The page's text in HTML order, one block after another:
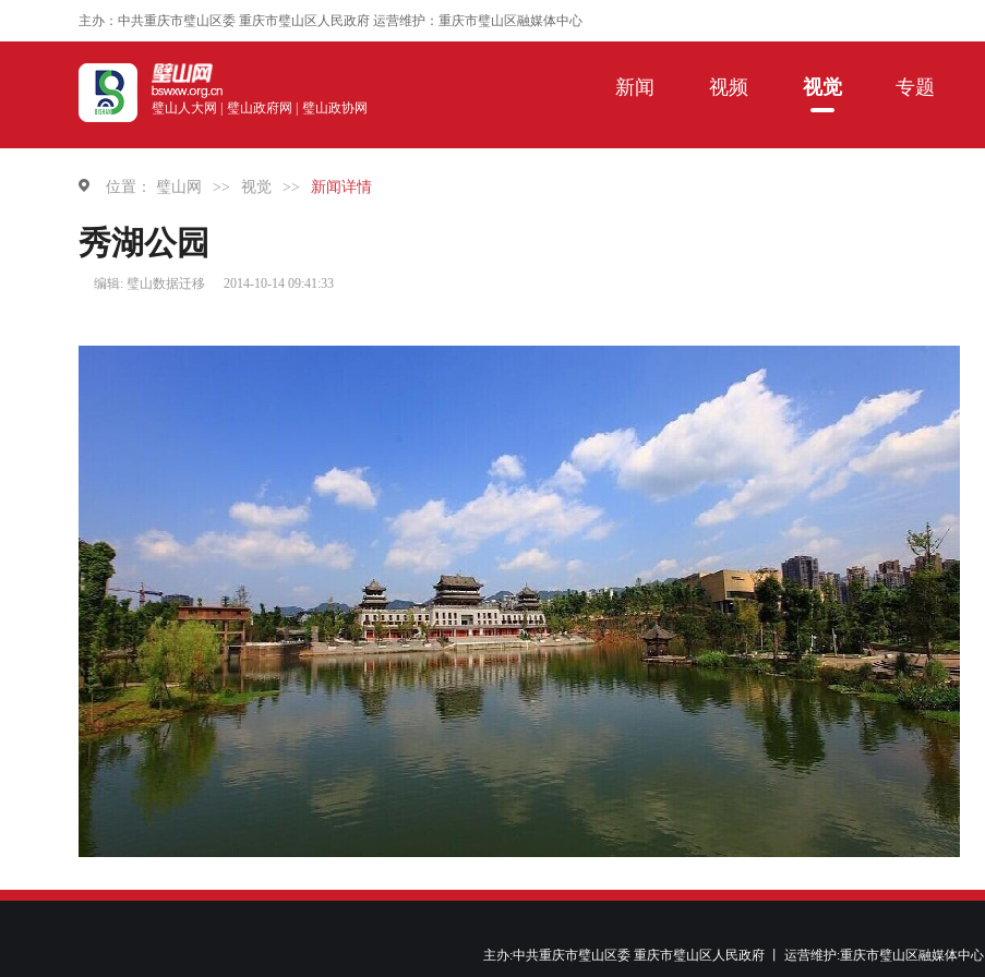
主办：中共重庆市璧山区委 重庆市璧山区人民政府 运营维护：重庆市璧山区融媒体中心
璧山人大网 | 璧山政府网 | 璧山政协网
新闻 视频 视觉 专题
位置： 璧山网 >> 视觉 >> 新闻详情
秀湖公园
编辑: 璧山数据迁移 2014-10-14 09:41:33
主办:中共重庆市璧山区委 重庆市璧山区人民政府 丨 运营维护:重庆市璧山区融媒体中心